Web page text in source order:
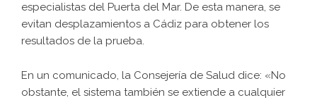
especialistas del Puerta del Mar. De esta manera, se
evitan desplazamientos a Cádiz para obtener los
resultados de la prueba.
En un comunicado, la Consejería de Salud dice: «No
obstante, el sistema también se extiende a cualquier